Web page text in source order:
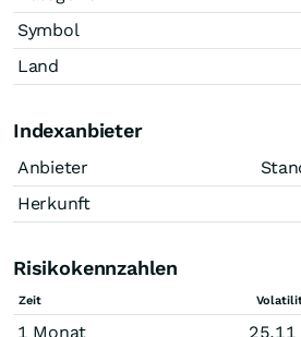
Symbol
Land
Indexanbieter
Anbieter
Herkunft
Risikokennzahlen
Zeit
1 Monat 25,11